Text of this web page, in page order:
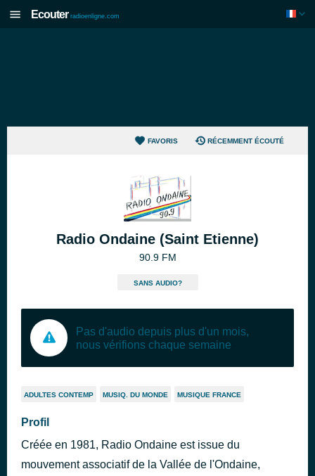
Ecouter radioenligne.com
FAVORIS RÉCEMMENT ÉCOUTÉ
Radio Ondaine (Saint Etienne)
90.9 FM
SANS AUDIO?
Pas d'audio depuis plus d'un mois,
nous vérifions chaque semaine
ADULTES CONTEMP MUSIQ. DU MONDE MUSIQUE FRANCE
Profil
Créée en 1981, Radio Ondaine est issue du
mouvement associatif de la Vallée de l'Ondaine,